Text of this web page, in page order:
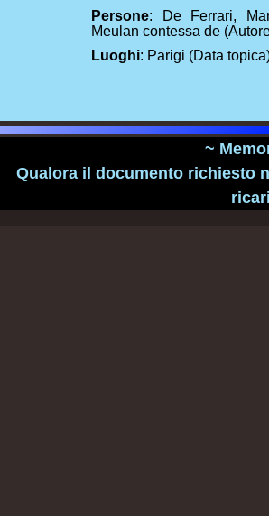
Persone: De Ferrari,
Meulan contessa de
Luoghi: Parigi (Data
~
Qualora il documento richiesto